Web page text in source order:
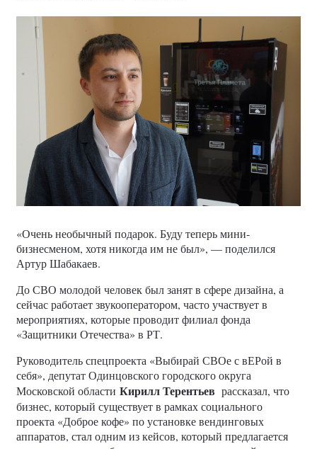
«Очень необычный подарок. Буду теперь мини-
бизнесменом, хотя никогда им не был», — поделился
Артур Шабакаев.
До СВО молодой человек был занят в сфере дизайна, а
сейчас работает звукооператором, часто участвует в
мероприятиях, которые проводит филиал фонда
«Защитники Отечества» в РТ.
Руководитель спецпроекта «Выбирай СВОе с вЕРой в
себя», депутат Одинцовского городского округа
Московской области Кирилл Терентьев рассказал, что
бизнес, который существует в рамках социального
проекта «Доброе кофе» по установке вендинговых
аппаратов, стал одним из кейсов, который предлагается